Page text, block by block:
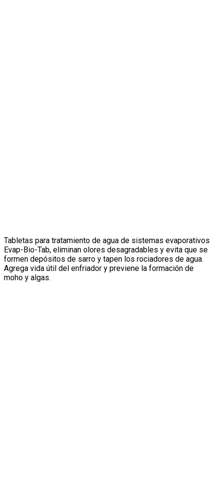
Tabletas para tratamiento de agua de sistemas evaporativos
Evap-Bio-Tab, eliminan olores desagradables y evita que se
formen depósitos de sarro y tapen los rociadores de agua.
Agrega vida útil del enfriador y previene la formación de
moho y algas.